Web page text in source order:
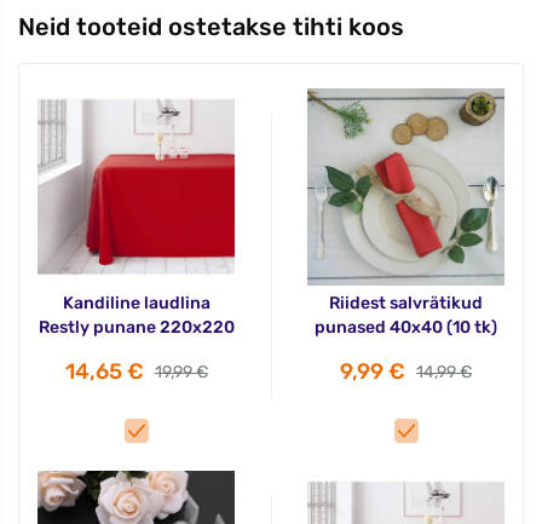
Neid tooteid ostetakse tihti koos
Kandiline laudlina
Restly punane 220x220
14,65 € 19,99 €
Riidest salvrätikud
punased 40x40 (10 tk)
9,99 € 14,99 €